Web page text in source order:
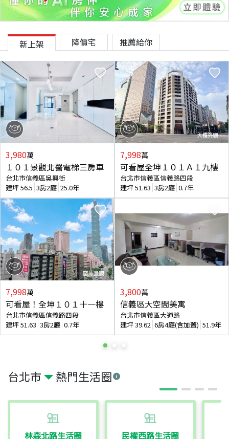
台北市 熱門生活圈
林森北路生活圈 民權西路生活圈
新上架 降價宅 推薦給你
3,980萬
１０１景觀北醫電梯三房車
台北市信義區吳興街
建坪56.5 3房2廳 25.0年
7,998萬
可看屋！全坤１０１十一樓
台北市信義區信義路四段
建坪51.63 3房2廳 0.7年
7,998萬
可看屋全坤１０１Ａ１九樓
台北市信義區信義路四段
建坪51.63 3房2廳 0.7年
3,800萬
信義區大空間美寓
台北市信義區大道路
建坪39.62 6房4廳(含加蓋) 51.9年